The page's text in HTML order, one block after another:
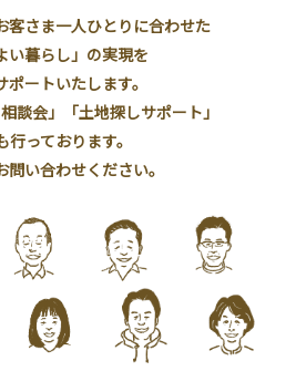
客さま一人ひとりに合わせた
い暮らし」の実現を
ポートいたします。
談会」「土地探しサポート」
行っております。
問い合わせください。